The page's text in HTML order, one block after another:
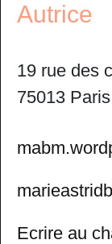
Autrice
19 rue des
75013 Paris
Ecrire au